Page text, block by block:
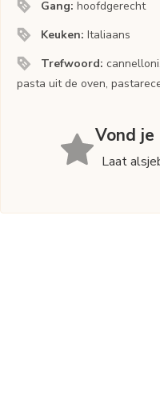
Gang:hoofdgerecht
Keuken:Italiaans
Trefwoord:
pasta uit de oven,
Vond
Laat